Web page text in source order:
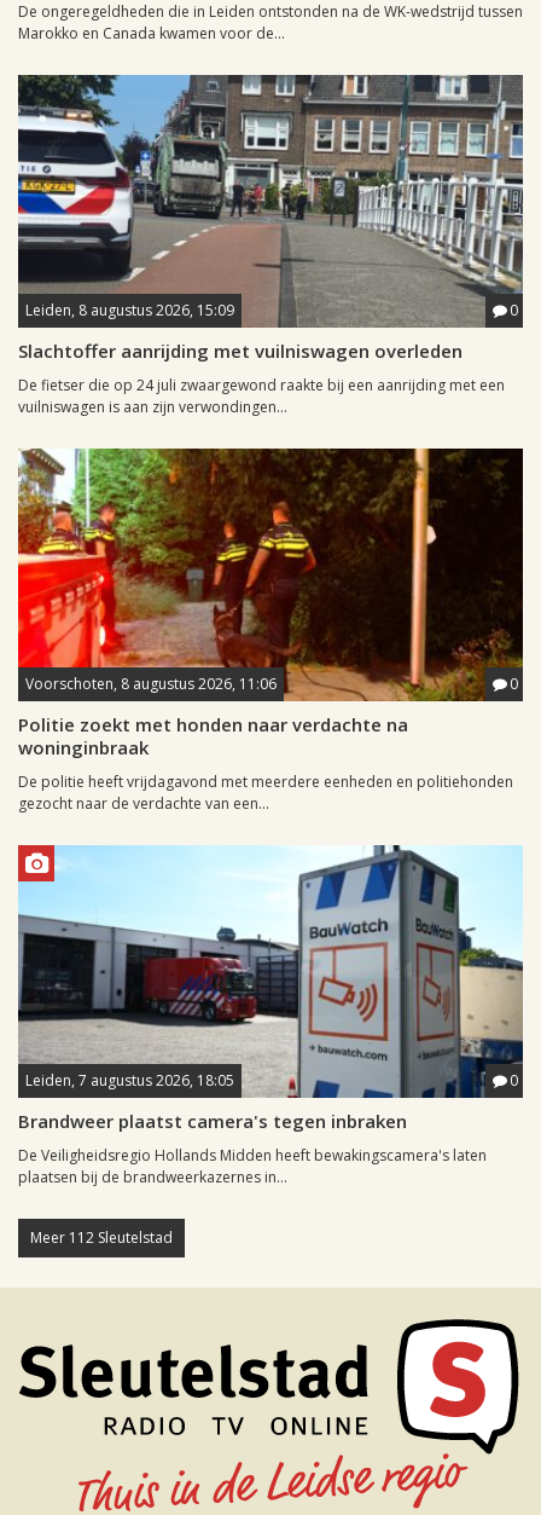
De ongeregeldheden die in Leiden ontstonden na de WK-wedstrijd tussen
Marokko en Canada kwamen voor de...
Leiden, 8 augustus 2026, 15:09 0
Slachtoffer aanrijding met vuilniswagen overleden
De fietser die op 24 juli zwaargewond raakte bij een aanrijding met een
vuilniswagen is aan zijn verwondingen...
Voorschoten, 8 augustus 2026, 11:06 0
Politie zoekt met honden naar verdachte na
woninginbraak
De politie heeft vrijdagavond met meerdere eenheden en politiehonden
gezocht naar de verdachte van een...
Leiden, 7 augustus 2026, 18:05 0
Brandweer plaatst camera's tegen inbraken
De Veiligheidsregio Hollands Midden heeft bewakingscamera's laten
plaatsen bij de brandweerkazernes in...
Meer 112 Sleutelstad